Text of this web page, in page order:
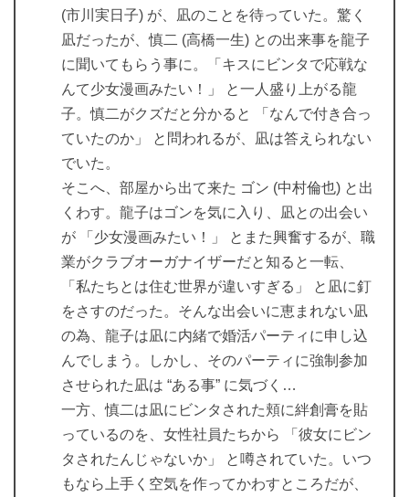
(市川実日子) が、凪のことを待っていた。驚く
凪だったが、慎二 (高橋一生) との出来事を龍子
に聞いてもらう事に。「キスにビンタで応戦な
んて少女漫画みたい！」 と一人盛り上がる龍
子。慎二がクズだと分かると 「なんで付き合っ
ていたのか」 と問われるが、凪は答えられない
でいた。
そこへ、部屋から出て来た ゴン (中村倫也) と出
くわす。龍子はゴンを気に入り、凪との出会い
が 「少女漫画みたい！」 とまた興奮するが、職
業がクラブオーガナイザーだと知ると一転、
「私たちとは住む世界が違いすぎる」 と凪に釘
をさすのだった。そんな出会いに恵まれない凪
の為、龍子は凪に内緒で婚活パーティに申し込
んでしまう。しかし、そのパーティに強制参加
させられた凪は “ある事” に気づく…
一方、慎二は凪にビンタされた頬に絆創膏を貼
っているのを、女性社員たちから 「彼女にビン
タされたんじゃないか」 と噂されていた。いつ
もなら上手く空気を作ってかわすところだが、